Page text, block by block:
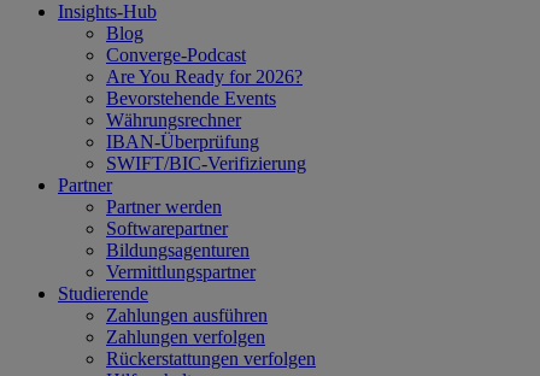
Insights-Hub
Blog
Converge-Podcast
Are You Ready for 2026?
Bevorstehende Events
Währungsrechner
IBAN-Überprüfung
SWIFT/BIC-Verifizierung
Partner
Partner werden
Softwarepartner
Bildungsagenturen
Vermittlungspartner
Studierende
Zahlungen ausführen
Zahlungen verfolgen
Rückerstattungen verfolgen